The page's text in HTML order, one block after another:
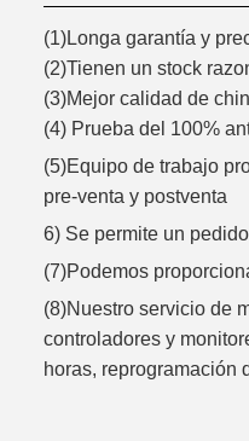
(1)Longa garantía y
(2)Tienen un stock
(3)Mejor calidad de
(4) Prueba del 100%
(5)Equipo de trabajo
pre-venta y postventa
6) Se permite un
(7)Podemos
(8)Nuestro servicio de
controladores y
horas, reprogramación